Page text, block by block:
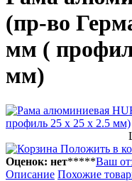
(пр-во
мм (
мм)
Положить в
Оценок: нет*****Ваш
Описание Похожие